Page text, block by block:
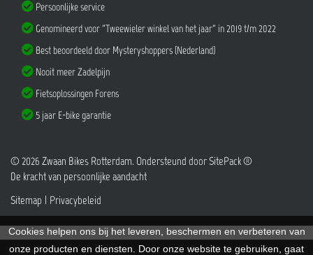
Persoonlijke service
Genomineerd voor "Tweewieler winkel van het jaar" in 2019 t/m 2022
Best beoordeeld door Mysteryshoppers (Nederland)
Nooit meer Zadelpijn
Fietsoplossingen Forens
5 jaar E-bike garantie
© 2026 Zwaan Bikes Rotterdam. Ondersteund doorSitePack ®
De kracht van persoonlijke aandacht
Sitemap
Privacybeleid
Cookies helpen ons bij het leveren, beschermen en verbeteren van
onze producten en diensten. Door onze website te gebruiken, gaat